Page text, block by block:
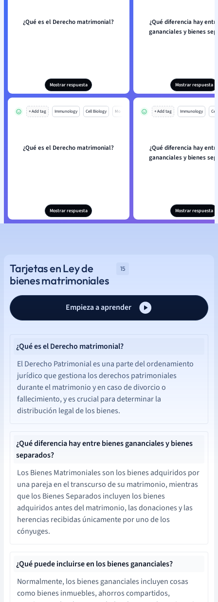
¿Qué es el Derecho matrimonial?
Mostrar respuesta
¿Qué diferencia hay
gananciales y bienes
Mostrar respuesta
+ Add tag Immunology Cell Biology Mo
¿Qué es el Derecho matrimonial?
Mostrar respuesta
+ Add tag Immunology
¿Qué diferencia hay
gananciales y bienes
Mostrar respuesta
Tarjetas en Ley de
bienes matrimoniales
15
Empieza a aprender
¿Qué es el Derecho matrimonial?
El Derecho Patrimonial es una parte del ordenamiento
jurídico que gestiona los derechos patrimoniales
durante el matrimonio y en caso de divorcio o
fallecimiento, y es crucial para determinar la
distribución legal de los bienes.
¿Qué diferencia hay entre bienes gananciales y bienes
separados?
Los Bienes Matrimoniales son los bienes adquiridos por
una pareja en el transcurso de su matrimonio, mientras
que los Bienes Separados incluyen los bienes
adquiridos antes del matrimonio, las donaciones y las
herencias recibidas únicamente por uno de los
cónyuges.
¿Qué puede incluirse en los bienes gananciales?
Normalmente, los bienes gananciales incluyen cosas
como bienes inmuebles, ahorros compartidos,